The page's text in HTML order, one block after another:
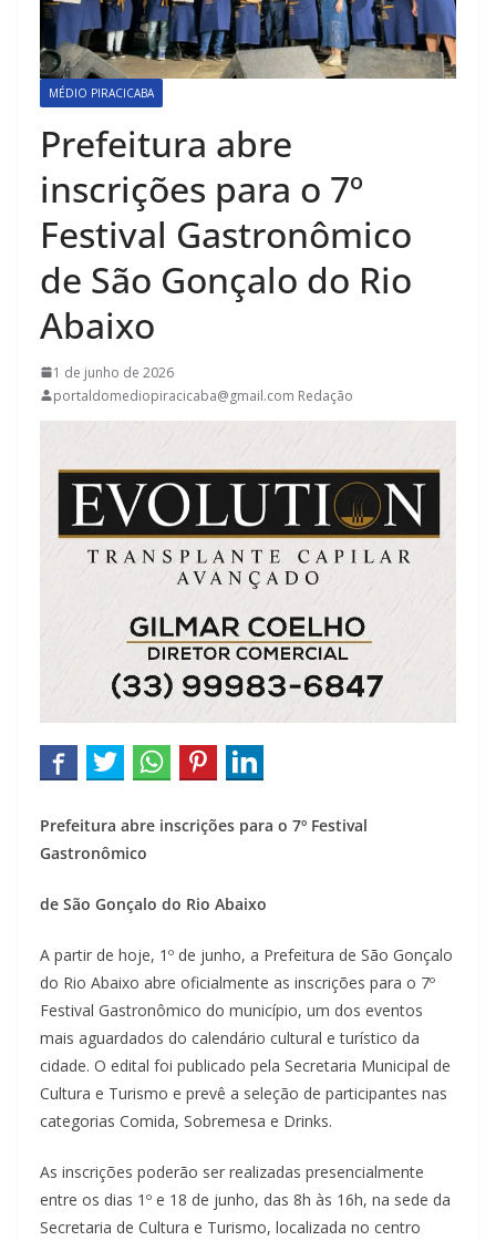
MÉDIO PIRACICABA
Prefeitura abre
inscrições para o 7º
Festival Gastronômico
de São Gonçalo do Rio
Abaixo
1 de junho de 2026
portaldomediopiracicaba@gmail.com Redação
Prefeitura abre inscrições para o 7º Festival
Gastronômico
de São Gonçalo do Rio Abaixo
A partir de hoje, 1º de junho, a Prefeitura de São Gonçalo
do Rio Abaixo abre oficialmente as inscrições para o 7º
Festival Gastronômico do município, um dos eventos
mais aguardados do calendário cultural e turístico da
cidade. O edital foi publicado pela Secretaria Municipal de
Cultura e Turismo e prevê a seleção de participantes nas
categorias Comida, Sobremesa e Drinks.
As inscrições poderão ser realizadas presencialmente
entre os dias 1º e 18 de junho, das 8h às 16h, na sede da
Secretaria de Cultura e Turismo, localizada no centro